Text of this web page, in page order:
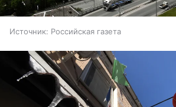
Источник: Российская газета